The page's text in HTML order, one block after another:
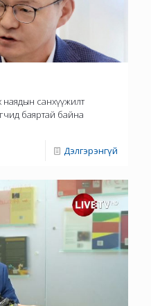
санхүүжилт
баяртай байна
Дэлгэрэнгүй